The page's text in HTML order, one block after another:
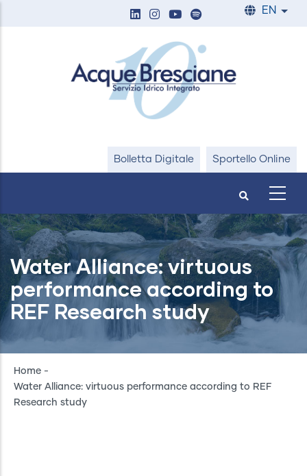
EN List
Bolletta Digitale Sportello Online
Water Alliance: virtuous
performance according to
REF Research study
Breadcrumb
Home -
Water Alliance: virtuous performance according to REF
Research study